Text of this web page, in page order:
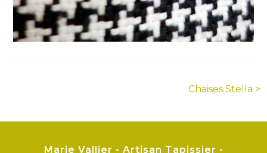
Chaises Stella >
Marie Vallier - Artisan Tapissier -